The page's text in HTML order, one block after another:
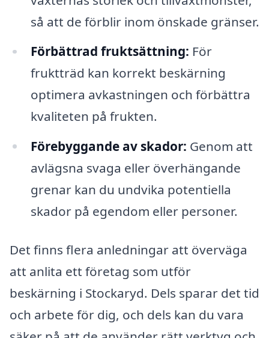
så att de förblir inom önskade gränser.
Förbättrad fruktsättning: För
fruktträd kan korrekt beskärning
optimera avkastningen och förbättra
kvaliteten på frukten.
Förebyggande av skador: Genom att
avlägsna svaga eller överhängande
grenar kan du undvika potentiella
skador på egendom eller personer.
Det finns flera anledningar att överväga
att anlita ett företag som utför
beskärning i Stockaryd. Dels sparar det tid
och arbete för dig, och dels kan du vara